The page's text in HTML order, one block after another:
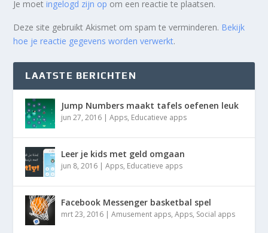
Je moetingelogd zijn op om een reactie te plaatsen.
Deze site gebruikt Akismet om spam te verminderen. Bekijk
hoe je reactie gegevens worden verwerkt.
LAATSTE BERICHTEN
Jump Numbers maakt tafels oefenen leuk
jun 27, 2016 |Apps, Educatieve apps
Leer je kids met geld omgaan
jun 8, 2016 |Apps, Educatieve apps
Facebook Messenger basketbal spel
mrt 23, 2016 |Amusement apps,Apps, Social apps